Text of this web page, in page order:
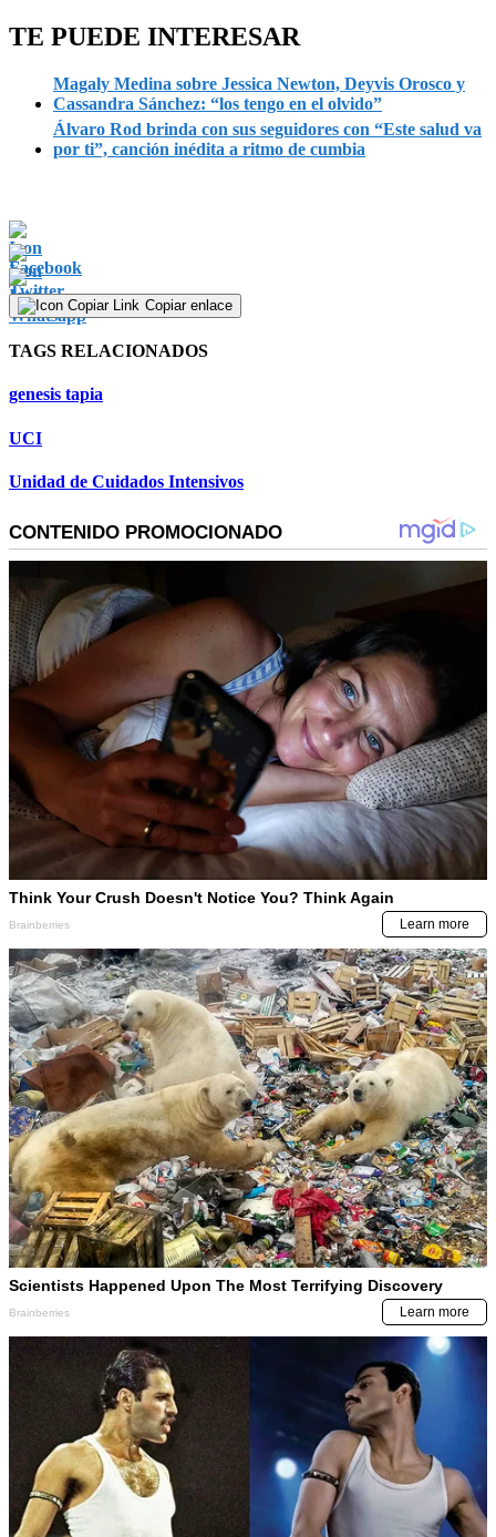
TE PUEDE INTERESAR
Magaly Medina sobre Jessica Newton, Deyvis Orosco y
Cassandra Sánchez: “los tengo en el olvido”
Álvaro Rod brinda con sus seguidores con “Este salud va
por ti”, canción inédita a ritmo de cumbia
Copiar enlace
TAGS RELACIONADOS
genesis tapia
UCI
Unidad de Cuidados Intensivos